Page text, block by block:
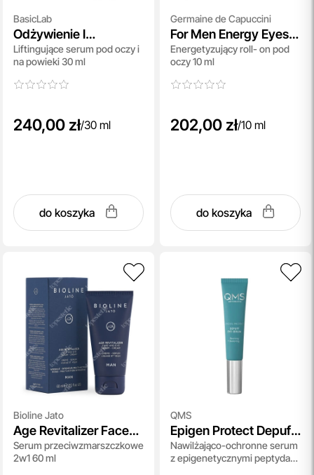
BasicLab
Odżywienie I
Ujędrnienie
Liftingujące serum pod oczy i
na powieki 30 ml
240,00 zł/30 ml
do koszyka
Germaine de Capuccini
For Men Energy Eyes
Roll - On
Energetyzujący roll- on pod
oczy 10 ml
202,00 zł/10 ml
do koszyka
Bioline Jato
Age Revitalizer Face
And Eye Serum Cream
Serum przeciwzmarszczkowe
2w1 60 ml
QMS
Epigen Protect Depuff
Eye Serum
Nawilżająco-ochronne serum
z epigenetycznymi peptydami